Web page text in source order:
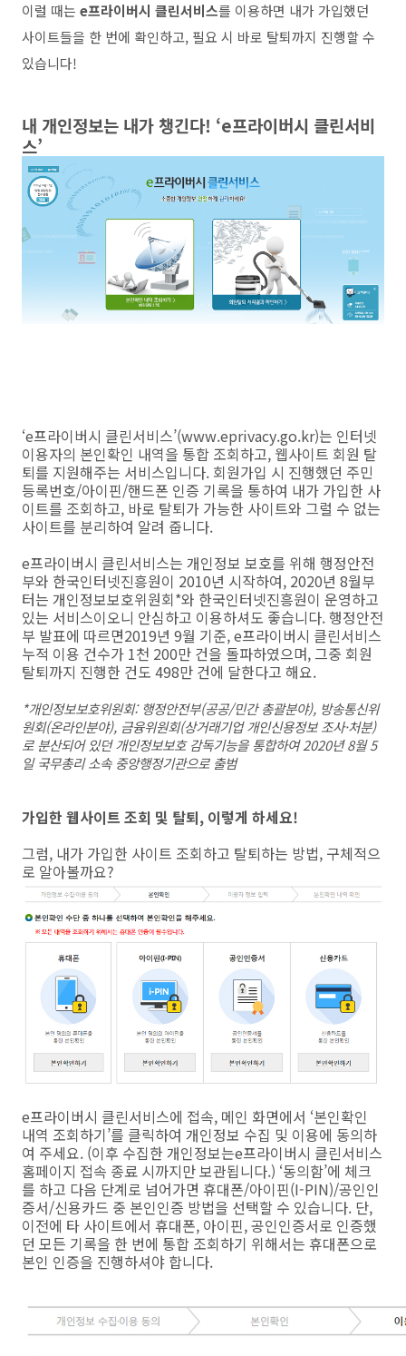
이럴 때는 e프라이버시 클린서비스를 이용하면 내가 가입했던
사이트들을 한 번에 확인하고, 필요 시 바로 탈퇴까지 진행할 수
있습니다!
내 개인정보는 내가 챙긴다! ‘e프라이버시 클린서비
스’
‘e프라이버시 클린서비스’(www.eprivacy.go.kr)는 인터넷
이용자의 본인확인 내역을 통합 조회하고, 웹사이트 회원 탈
퇴를 지원해주는 서비스입니다. 회원가입 시 진행했던 주민
등록번호/아이핀/핸드폰 인증 기록을 통하여 내가 가입한 사
이트를 조회하고, 바로 탈퇴가 가능한 사이트와 그럴 수 없는
사이트를 분리하여 알려 줍니다.
e프라이버시 클린서비스는 개인정보 보호를 위해 행정안전
부와 한국인터넷진흥원이 2010년 시작하여, 2020년 8월부
터는 개인정보보호위원회*와 한국인터넷진흥원이 운영하고
있는 서비스이오니 안심하고 이용하셔도 좋습니다. 행정안전
부 발표에 따르면2019년 9월 기준, e프라이버시 클린서비스
누적 이용 건수가 1천 200만 건을 돌파하였으며, 그중 회원
탈퇴까지 진행한 건도 498만 건에 달한다고 해요.
*개인정보보호위원회: 행정안전부(공공/민간 총괄분야), 방송통신위
원회(온라인분야), 금융위원회(상거래기업 개인신용정보 조사·처분)
로 분산되어 있던 개인정보보호 감독기능을 통합하여 2020년 8월 5
일 국무총리 소속 중앙행정기관으로 출범
가입한 웹사이트 조회 및 탈퇴, 이렇게 하세요!
그럼, 내가 가입한 사이트 조회하고 탈퇴하는 방법, 구체적으
로 알아볼까요?
e프라이버시 클린서비스에 접속, 메인 화면에서 ‘본인확인
내역 조회하기’를 클릭하여 개인정보 수집 및 이용에 동의하
여 주세요. (이후 수집한 개인정보는e프라이버시 클린서비스
홈페이지 접속 종료 시까지만 보관됩니다.) ‘동의함’에 체크
를 하고 다음 단계로 넘어가면 휴대폰/아이핀(I-PIN)/공인인
증서/신용카드 중 본인인증 방법을 선택할 수 있습니다. 단,
이전에 타 사이트에서 휴대폰, 아이핀, 공인인증서로 인증했
던 모든 기록을 한 번에 통합 조회하기 위해서는 휴대폰으로
본인 인증을 진행하셔야 합니다.